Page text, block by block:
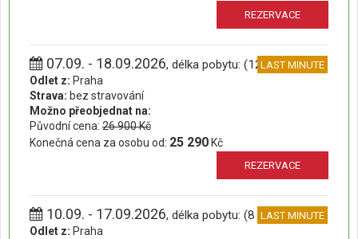
REZERVACE
07.09. - 18.09.2026, délka pobytu: (12 dní)LAST MINUTE
Odlet z: Praha
Strava: bez stravování
Možno přeobjednat na:
Původní cena: 26 900 Kč
Konečná cena za osobu od: 25 290 Kč
REZERVACE
10.09. - 17.09.2026, délka pobytu: (8 dní)LAST MINUTE
Odlet z: Praha